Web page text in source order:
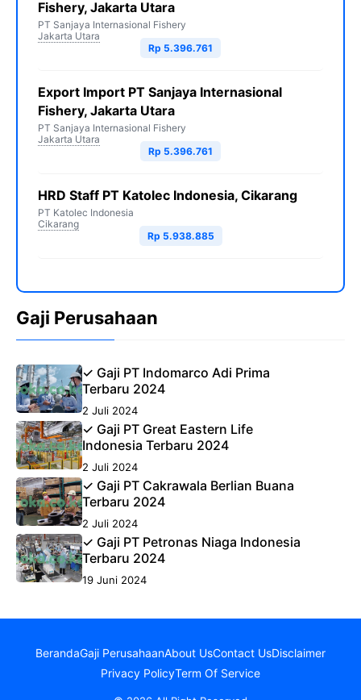
Fishery, Jakarta Utara
PT Sanjaya Internasional Fishery
Jakarta Utara
Rp 5.396.761
Export Import PT Sanjaya Internasional
Fishery, Jakarta Utara
PT Sanjaya Internasional Fishery
Jakarta Utara
Rp 5.396.761
HRD Staff PT Katolec Indonesia, Cikarang
PT Katolec Indonesia
Cikarang
Rp 5.938.885
Gaji Perusahaan
✓ Gaji PT Indomarco Adi Prima
Terbaru 2024
2 Juli 2024
✓ Gaji PT Great Eastern Life
Indonesia Terbaru 2024
2 Juli 2024
✓ Gaji PT Cakrawala Berlian Buana
Terbaru 2024
2 Juli 2024
✓ Gaji PT Petronas Niaga Indonesia
Terbaru 2024
19 Juni 2024
BerandaGaji PerusahaanAbout UsContact UsDisclaimer
Privacy PolicyTerm Of Service